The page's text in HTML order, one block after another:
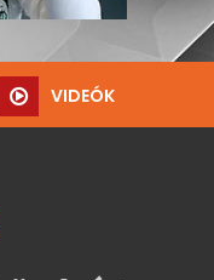
VIDEÓK